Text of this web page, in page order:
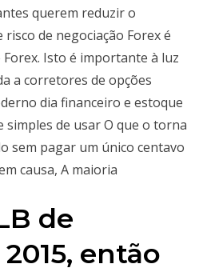
querem reduzir o
de negociação Forex é
Isto é importante à luz
a corretores de opções
dia financeiro e estoque
de usar O que o torna
sem pagar um único centavo
causa, A maioria
de
então